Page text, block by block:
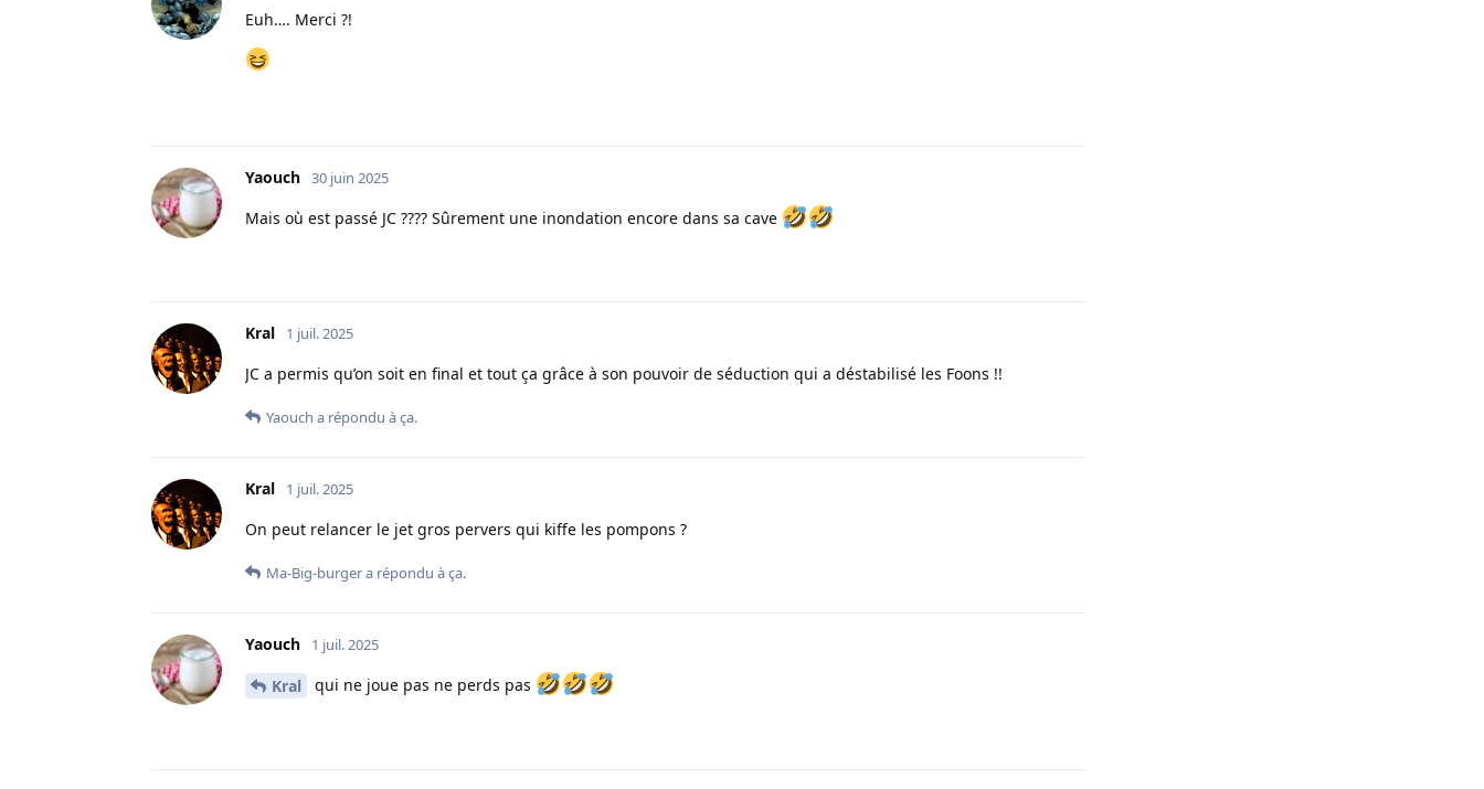
Euh…. Merci ?!
Yaouch 30 juin 2025
Mais où est passé JC ???? Sûrement une inondation encore dans sa cave
Kral 1 juil. 2025
JC a permis qu’on soit en final et tout ça grâce à son pouvoir de séduction qui a déstabilisé les Foons !!
Yaouch a répondu à ça.
Kral 1 juil. 2025
On peut relancer le jet gros pervers qui kiffe les pompons ?
Ma-Big-burgera répondu à ça.
Yaouch 1 juil. 2025
Kral qui ne joue pas ne perds pas